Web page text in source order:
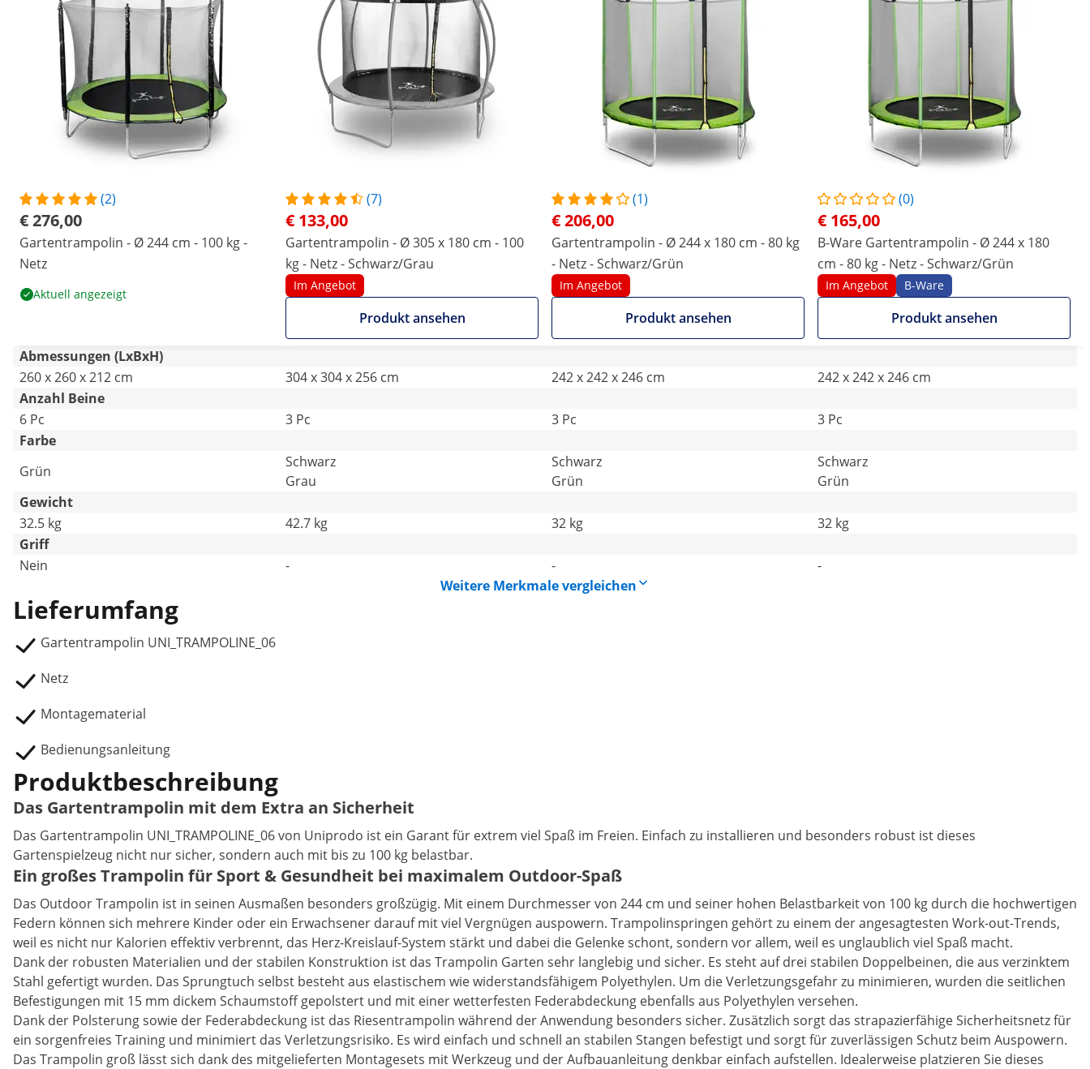
(2)
€ 276,00
Gartentrampolin - Ø 244 cm - 100 kg -
Netz
Aktuell angezeigt
(7)
€ 133,00
Gartentrampolin - Ø 305 x 180 cm - 100
kg - Netz - Schwarz/Grau
Im Angebot
Produkt ansehen
(1)
€ 206,00
Gartentrampolin - Ø 244 x 180 cm - 80 kg
- Netz - Schwarz/Grün
Im Angebot
Produkt ansehen
(0)
€ 165,00
B-Ware Gartentrampolin - Ø 244 x 180
cm - 80 kg - Netz - Schwarz/Grün
Im Angebot B-Ware
Produkt ansehen
Abmessungen (LxBxH)
260 x 260 x 212 cm
304 x 304 x 256 cm 242 x 242 x 246 cm
242 x 242 x 246 cm
Anzahl Beine
6 Pc
3 Pc 3 Pc
3 Pc
Farbe
Grün
Schwarz
Grau
Schwarz
Grün
Schwarz
Grün
Gewicht
32.5 kg
42.7 kg 32 kg
32 kg
Griff
Nein
- -
-
Weitere Merkmale vergleichen
Lieferumfang
Gartentrampolin UNI_TRAMPOLINE_06
Netz
Montagematerial
Bedienungsanleitung
Produktbeschreibung
Das Gartentrampolin mit dem Extra an Sicherheit
Das Gartentrampolin UNI_TRAMPOLINE_06 von Uniprodo ist ein Garant für extrem viel Spaß im Freien. Einfach zu installieren und besonders robust ist dieses
Gartenspielzeug nicht nur sicher, sondern auch mit bis zu 100 kg belastbar.
Ein großes Trampolin für Sport & Gesundheit bei maximalem Outdoor-Spaß
Das Outdoor Trampolin ist in seinen Ausmaßen besonders großzügig. Mit einem Durchmesser von 244 cm und seiner hohen Belastbarkeit von 100 kg durch die hochwertigen
Federn können sich mehrere Kinder oder ein Erwachsener darauf mit viel Vergnügen auspowern. Trampolinspringen gehört zu einem der angesagtesten Work-out-Trends,
weil es nicht nur Kalorien effektiv verbrennt, das Herz-Kreislauf-System stärkt und dabei die Gelenke schont, sondern vor allem, weil es unglaublich viel Spaß macht.
Dank der robusten Materialien und der stabilen Konstruktion ist das Trampolin Garten sehr langlebig und sicher. Es steht auf drei stabilen Doppelbeinen, die aus verzinktem
Stahl gefertigt wurden. Das Sprungtuch selbst besteht aus elastischem wie widerstandsfähigem Polyethylen. Um die Verletzungsgefahr zu minimieren, wurden die seitlichen
Befestigungen mit 15 mm dickem Schaumstoff gepolstert und mit einer wetterfesten Federabdeckung ebenfalls aus Polyethylen versehen.
Dank der Polsterung sowie der Federabdeckung ist das Riesentrampolin während der Anwendung besonders sicher. Zusätzlich sorgt das strapazierfähige Sicherheitsnetz für
ein sorgenfreies Training und minimiert das Verletzungsrisiko. Es wird einfach und schnell an stabilen Stangen befestigt und sorgt für zuverlässigen Schutz beim Auspowern.
Das Trampolin groß lässt sich dank des mitgelieferten Montagesets mit Werkzeug und der Aufbauanleitung denkbar einfach aufstellen. Idealerweise platzieren Sie dieses